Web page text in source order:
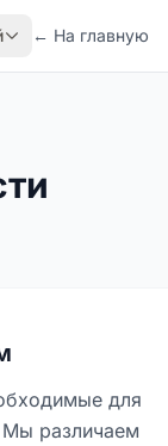
← На главную
для
Мы различаем